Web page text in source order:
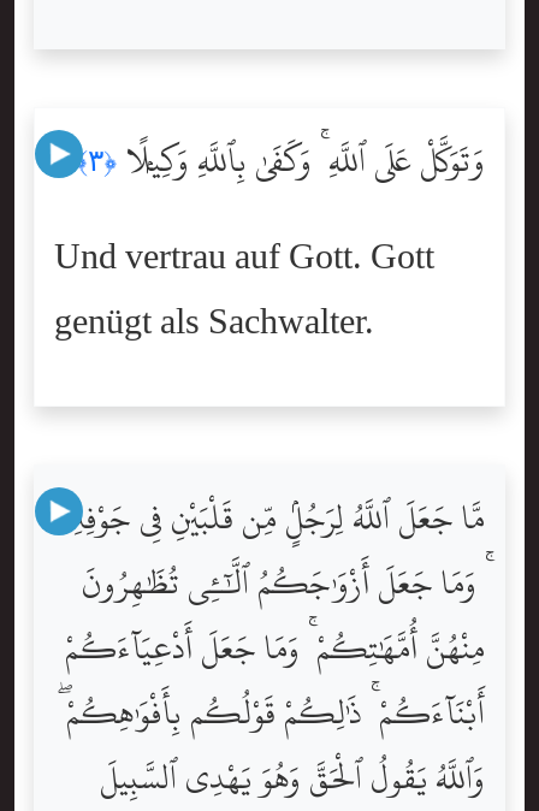
وَتَوَكَّلْ عَلَى ٱللَّهِ ۚ وَكَفَىٰ بِٱللَّهِ وَكِيلًۭا ﴿٣﴾
Und vertrau auf Gott. Gott
genügt als Sachwalter.
مَّا جَعَلَ ٱللَّهُ لِرَجُلٍۢ مِّن قَلْبَيْنِ فِى جَوْفِهِۦ
ۚ وَمَا جَعَلَ أَزْوَٰجَكُمُ ٱلَّٰٓـِٔى تُظَٰهِرُونَ
مِنْهُنَّ أُمَّهَٰتِكُمْ ۚ وَمَا جَعَلَ أَدْعِيَآءَكُمْ
أَبْنَآءَكُمْ ۚ ذَٰلِكُمْ قَوْلُكُم بِأَفْوَٰهِكُمْ ۖ
وَٱللَّهُ يَقُولُ ٱلْحَقَّ وَهُوَ يَهْدِى ٱلسَّبِيلَ